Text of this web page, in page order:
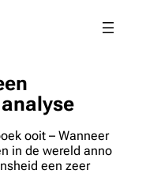
ooit – Wanneer
in de wereld anno
een zeer